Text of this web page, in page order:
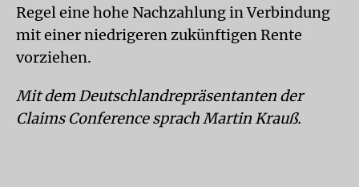
Regel eine hohe Nachzahlung in Verbindung
mit einer niedrigeren zukünftigen Rente
vorziehen.
Mit dem Deutschlandrepräsentanten der
Claims Conference sprach Martin Krauß.